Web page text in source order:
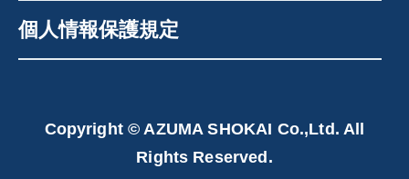
個人情報保護規定
Copyright © AZUMA SHOKAI Co.,Ltd. All
Rights Reserved.